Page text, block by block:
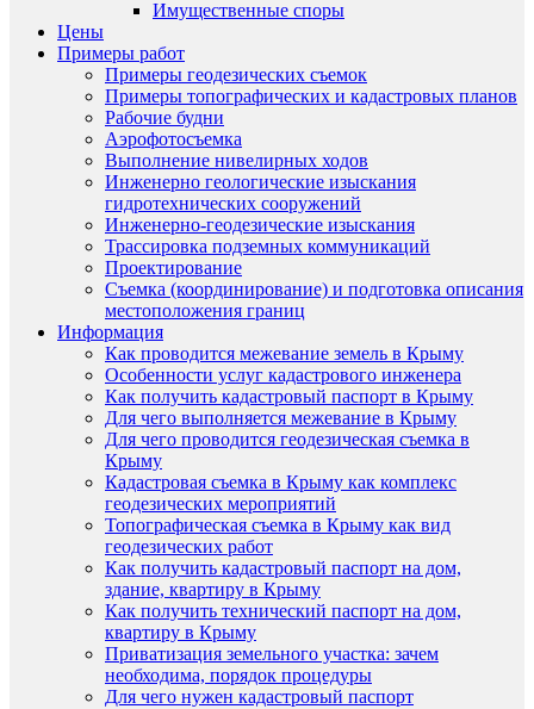
Имущественные споры
Цены
Примеры работ
Примеры геодезических съемок
Примеры топографических и кадастровых планов
Рабочие будни
Аэрофотосъемка
Выполнение нивелирных ходов
Инженерно геологические изыскания
гидротехнических сооружений
Инженерно-геодезические изыскания
Трассировка подземных коммуникаций
Проектирование
Съемка (координирование) и подготовка описания
местоположения границ
Информация
Как проводится межевание земель в Крыму
Особенности услуг кадастрового инженера
Как получить кадастровый паспорт в Крыму
Для чего выполняется межевание в Крыму
Для чего проводится геодезическая съемка в
Крыму
Кадастровая съемка в Крыму как комплекс
геодезических мероприятий
Топографическая съемка в Крыму как вид
геодезических работ
Как получить кадастровый паспорт на дом,
здание, квартиру в Крыму
Как получить технический паспорт на дом,
квартиру в Крыму
Приватизация земельного участка: зачем
необходима, порядок процедуры
Для чего нужен кадастровый паспорт